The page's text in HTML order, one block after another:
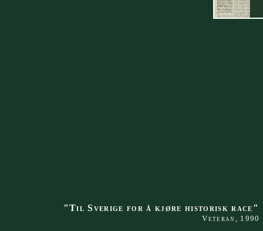
"Til Sverige for å kjøre historisk race"
Veteran, 1990